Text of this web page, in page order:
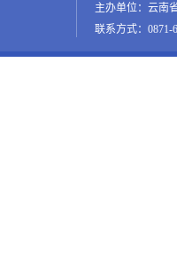
主办单位：云南
联系方式：0871-